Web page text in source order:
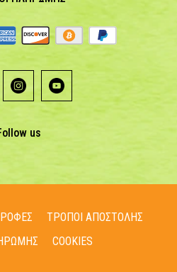
us
ΤΡΟΠΟΙ ΑΠΟΣΤΟΛΗΣ
COOKIES